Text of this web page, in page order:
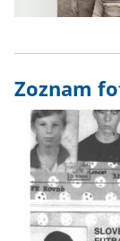
Zoznam